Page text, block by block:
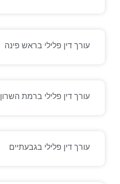
עורך דין פלילי בראש פינה
עורך דין פלילי ברמת השרון
עורך דין פלילי בגבעתיים